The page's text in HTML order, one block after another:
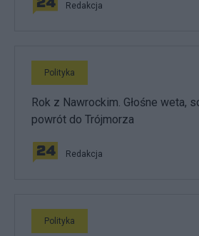
Redakcja
Polityka
Rok z Nawrockim. Głośne weta,
powrót do Trójmorza
Redakcja
Polityka